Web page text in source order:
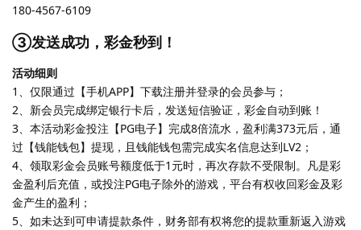
180-4567-6109
③发送成功，彩金秒到！
活动细则
1、仅限通过【手机APP】下载注册并登录的会员参与；
2、新会员完成绑定银行卡后，发送短信验证，彩金自动到账！
3、本活动彩金投注【PG电子】完成8倍流水，盈利满373元后，通
过【钱能钱包】提现，且钱能钱包需完成实名信息达到LV2；
4、领取彩金会员账号额度低于1元时，再次存款不受限制。凡是彩
金盈利后充值，或投注PG电子除外的游戏，平台有权收回彩金及彩
金产生的盈利；
5、如未达到可申请提款条件，财务部有权将您的提款重新返入游戏